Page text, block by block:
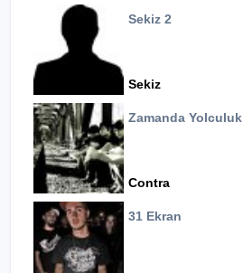
Sekiz 2
Sekiz
Zamanda Yolculuk
Contra
31 Ekran